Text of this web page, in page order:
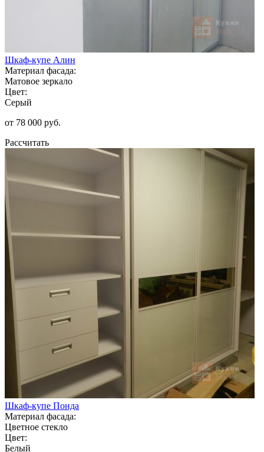
Шкаф-купе Алин
Материал фасада:
Матовое зеркало
Цвет:
Серый
от 78 000 руб.
Рассчитать
Шкаф-купе Понда
Материал фасада:
Цветное стекло
Цвет:
Белый